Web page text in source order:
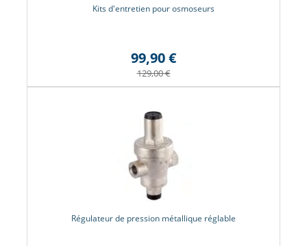
Kits d'entretien pour osmoseurs
99,90 €
129,00 €
Régulateur de pression métallique réglable